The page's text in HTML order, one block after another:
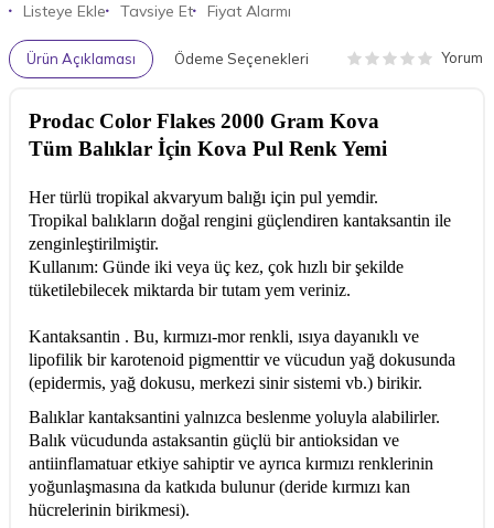
Listeye Ekle Tavsiye Et Fiyat Alarmı
Ürün Açıklaması Ödeme Seçenekleri Yorum
Prodac Color Flakes 2000 Gram Kova
Tüm Balıklar İçin Kova Pul Renk Yemi
Her türlü tropikal akvaryum balığı için pul yemdir.
Tropikal balıkların doğal rengini güçlendiren kantaksantin ile
zenginleştirilmiştir.
Kullanım: Günde iki veya üç kez, çok hızlı bir şekilde
tüketilebilecek miktarda bir tutam yem veriniz.
Kantaksantin . Bu, kırmızı-mor renkli, ısıya dayanıklı ve
lipofilik bir karotenoid pigmenttir ve vücudun yağ dokusunda
(epidermis, yağ dokusu, merkezi sinir sistemi vb.) birikir.
Balıklar kantaksantini yalnızca beslenme yoluyla alabilirler.
Balık vücudunda astaksantin güçlü bir antioksidan ve
antiinflamatuar etkiye sahiptir ve ayrıca kırmızı renklerinin
yoğunlaşmasına da katkıda bulunur (deride kırmızı kan
hücrelerinin birikmesi).